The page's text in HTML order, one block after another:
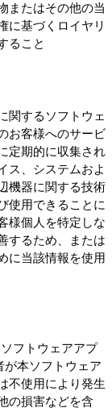
またはその他の当
に基づくロイヤリ
ること
関するソフトウェ
お客様へのサービ
定期的に収集され
ス、システムおよ
機器に関する技術
使用できることに
様個人を特定しな
するため、または
に当該情報を使用
フトウェアアプ
が本ソフトウェア
不使用により発生
の損害などを含